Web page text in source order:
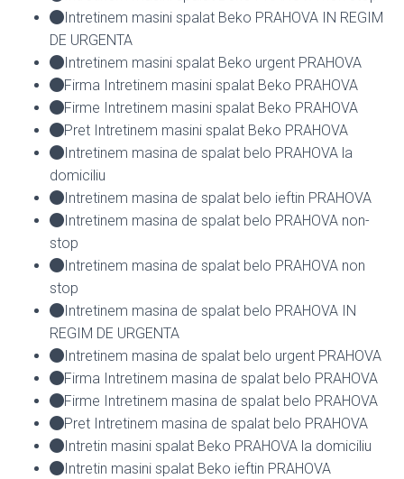
Intretinem masini spalat Beko PRAHOVA IN REGIM
DE URGENTA
Intretinem masini spalat Beko urgent PRAHOVA
Firma Intretinem masini spalat Beko PRAHOVA
Firme Intretinem masini spalat Beko PRAHOVA
Pret Intretinem masini spalat Beko PRAHOVA
Intretinem masina de spalat belo PRAHOVA la
domiciliu
Intretinem masina de spalat belo ieftin PRAHOVA
Intretinem masina de spalat belo PRAHOVA non-
stop
Intretinem masina de spalat belo PRAHOVA non
stop
Intretinem masina de spalat belo PRAHOVA IN
REGIM DE URGENTA
Intretinem masina de spalat belo urgent PRAHOVA
Firma Intretinem masina de spalat belo PRAHOVA
Firme Intretinem masina de spalat belo PRAHOVA
Pret Intretinem masina de spalat belo PRAHOVA
Intretin masini spalat Beko PRAHOVA la domiciliu
Intretin masini spalat Beko ieftin PRAHOVA